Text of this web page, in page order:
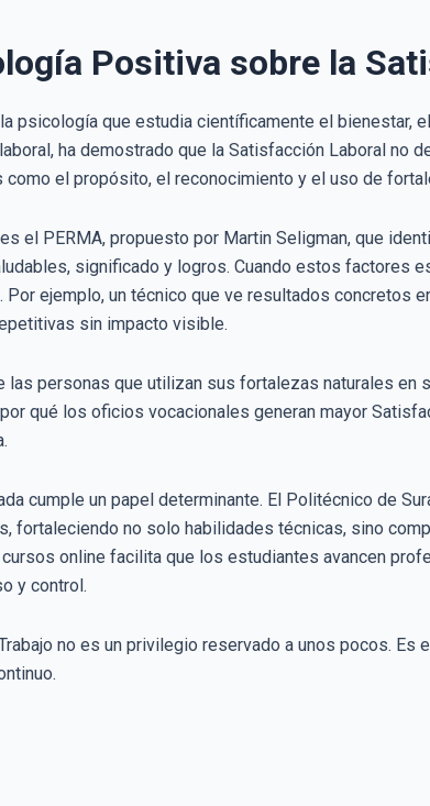
Positiva sobre la
psicología que estudia científicamente el bienestar,
ha demostrado que la Satisfacción Laboral no
como el propósito, el reconocimiento y el uso de
el PERMA, propuesto por Martin Seligman, que
significado y logros. Cuando estos factores
Por ejemplo, un técnico que ve resultados concretos
sin impacto visible.
las personas que utilizan sus fortalezas naturales en
qué los oficios vocacionales generan mayor
cumple un papel determinante. El Politécnico de
fortaleciendo no solo habilidades técnicas, sino
online facilita que los estudiantes avancen
y control.
no es un privilegio reservado a unos pocos. Es